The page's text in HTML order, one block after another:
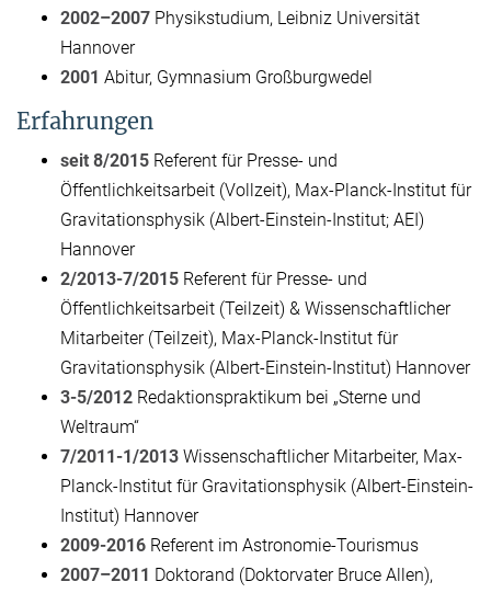
2002–2007 Physikstudium, Leibniz Universität
Hannover
2001 Abitur, Gymnasium Großburgwedel
Erfahrungen
seit 8/2015 Referent für Presse- und
Öffentlichkeitsarbeit (Vollzeit), Max-Planck-Institut für
Gravitationsphysik (Albert-Einstein-Institut; AEI)
Hannover
2/2013-7/2015 Referent für Presse- und
Öffentlichkeitsarbeit (Teilzeit) & Wissenschaftlicher
Mitarbeiter (Teilzeit), Max-Planck-Institut für
Gravitationsphysik (Albert-Einstein-Institut) Hannover
3-5/2012 Redaktionspraktikum bei „Sterne und
Weltraum“
7/2011-1/2013 Wissenschaftlicher Mitarbeiter, Max-
Planck-Institut für Gravitationsphysik (Albert-Einstein-
Institut) Hannover
2009-2016 Referent im Astronomie-Tourismus
2007–2011 Doktorand (Doktorvater Bruce Allen),